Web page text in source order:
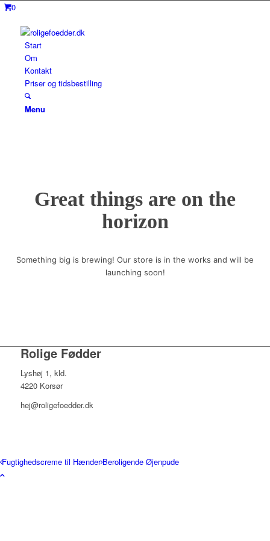
0
Start
Om
Kontakt
Priser og tidsbestilling
Menu
Great things are on the
horizon
Something big is brewing! Our store is in the works and will be
launching soon!
Rolige Fødder
Lyshøj 1, kld.
4220 Korsør
hej@roligefoedder.dk
Fugtighedscreme til HænderBeroligende Øjenpude